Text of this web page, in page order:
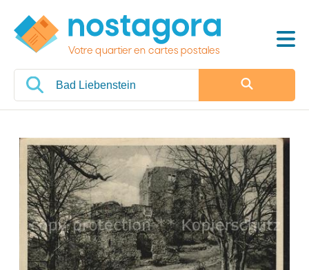
Votre quartier en cartes postales